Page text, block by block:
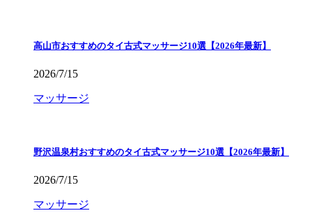
高山市おすすめのタイ古式マッサージ10選【2026年最新】
2026/7/15
マッサージ
野沢温泉村おすすめのタイ古式マッサージ10選【2026年最新】
2026/7/15
マッサージ